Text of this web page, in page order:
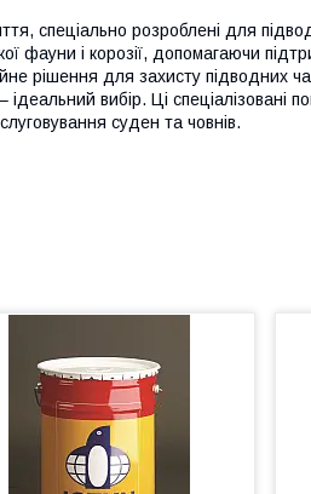
спеціально розроблені для
фауни і корозії, допомагаючи
рішення для захисту підводних
вибір. Ці спеціалізовані
суден та човнів.